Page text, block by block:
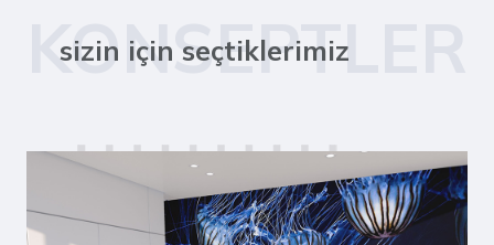
KONSEPTLER
sizin için seçtiklerimiz